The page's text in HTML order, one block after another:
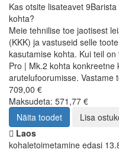
Kas otsite lisateavet
kohta?
Meie tehnilise toe jaotisest
(KKK) ja vastuseid selle
kasutamise kohta. Kui teil
Pro | Mk.2 kohta
arutelufoorumisse. Vastame
709,00 €
Maksudeta: 571,77 €
Näita toodet
Lisa
Laos
kohaletoimetamine edasi